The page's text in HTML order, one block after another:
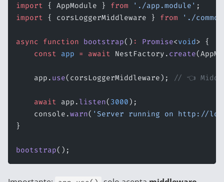
import { AppModule } from './app.module' ;
import { corsLoggerMiddleware } from './
async function bootstrap() : Promise<void> {
    const
app = await NestFactory. create
    app.
use(corsLoggerMiddleware); // 👈
    await
app. listen( 3000);
    console.
warn( 'Server running on http://
}
bootstrap();